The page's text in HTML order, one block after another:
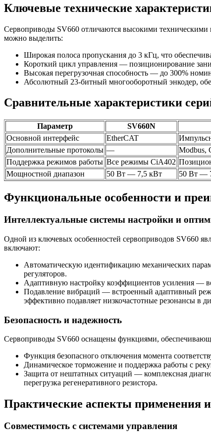
Ключевые технические
Сервоприводы SV660 отличаются высокими техническими
можно выделить:
Широкая полоса пропускания до 3 кГц, что
Короткий цикл управления — позиционирование
Высокая перегрузочная способность — до 300%
Абсолютный 23-битный многооборотный энкодер,
Сравнительные характеристики
Параметр SV660N
Основной интерфейс
EtherCAT
Дополнительные протоколы — Modbus,
Поддержка режимов работы Все режимы CiA402
Мощностной диапазон
50 Вт — 7,5 кВт 50 Вт —
Функциональные особенности и
Интеллектуальные системы настройки и
Одной из ключевых особенностей сервоприводов SV660
включают:
Автоматическую идентификацию механических
регуляторов.
Адаптивную настройку коэффициентов усиления —
Подавление вибраций — встроенный адаптивный
эффективно подавляет низкочастотные резонансы в
Безопасность и надежность
Сервоприводы SV660 оснащены функциями,
Функция безопасного отключения момента
Динамическое торможение и поддержка работы с
Защита от нештатных ситуаций — комплексная
перегрузка регенеративного резистора.
Практические аспекты применения
Совместимость с системами управления